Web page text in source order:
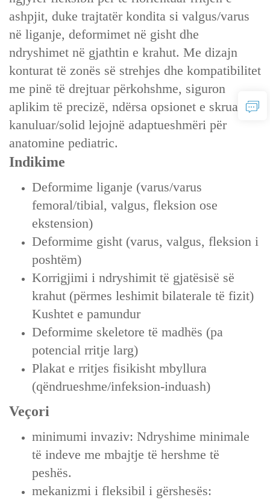
ashpjit, duke trajtatër kondita si valgus/varus
në liganje, deformimet në gisht dhe
ndryshimet në gjathtin e krahut. Me dizajn
konturat të zonës së strehjes dhe kompatibilitet
me pinë të drejtuar përkohshme, siguron
aplikim të precizë, ndërsa opsionet e skruarëve
kanuluar/solid lejojnë adaptueshmëri për
anatomine pediatric.
Indikime‌
Deformime liganje (varus/varus
femoral/tibial, valgus, fleksion ose
ekstension)
Deformime gisht (varus, valgus, fleksion i
poshtëm)
Korrigjimi i ndryshimit të gjatësisë së
krahut (përmes leshimit bilaterale të fizit)
Kushtet e pamundur
Deformime skeletore të madhës (pa
potencial rritje larg)
Plakat e rritjes fisikisht mbyllura
(qëndrueshme/infeksion-induash)
Veçori
minimumi invaziv: Ndryshime minimale
të indeve me mbajtje të hershme të
peshës.
mekanizmi i fleksibil i gërshesës: